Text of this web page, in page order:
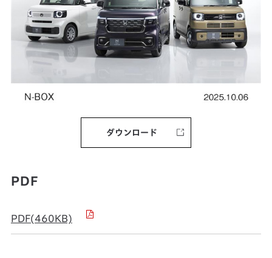
ダウンロード
PDF
PDF(460KB)